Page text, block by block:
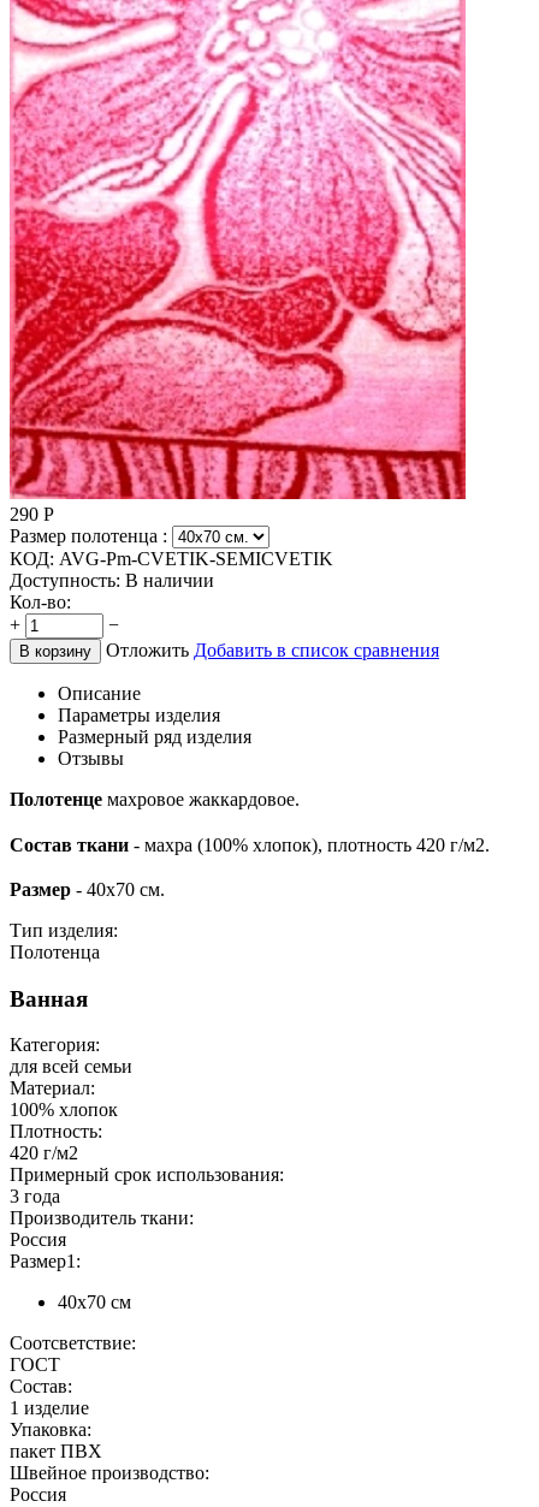
290 Р
Размер полотенца :
КОД: AVG-Pm-CVETIK-SEMICVETIK
Доступность: В наличии
Кол-во:
+
−
В корзину Отложить Добавить в список сравнения
Описание
Параметры изделия
Размерный ряд изделия
Отзывы
Полотенцe махровое жаккардовое.
Состав ткани - махра (100% хлопок), плотность 420 г/м2.
Размер - 40x70 см.
Тип изделия:
Полотенца
Ванная
Категория:
для всей семьи
Материал:
100% хлопок
Плотность:
420 г/м2
Примерный срок использования:
3 года
Производитель ткани:
Россия
Размер1:
40х70 см
Соотсветствие:
ГОСТ
Состав:
1 изделие
Упаковка:
пакет ПВХ
Швейное производство:
Россия